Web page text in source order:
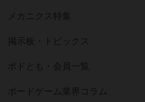
メカニクス特集
掲示板・トピックス
ボドとも・会員一覧
ボードゲーム業界コラム